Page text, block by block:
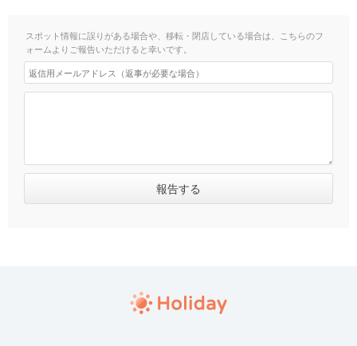
スポット情報に誤りがある場合や、移転・閉店している場合は、こちらのフ
ォームよりご報告いただけると幸いです。